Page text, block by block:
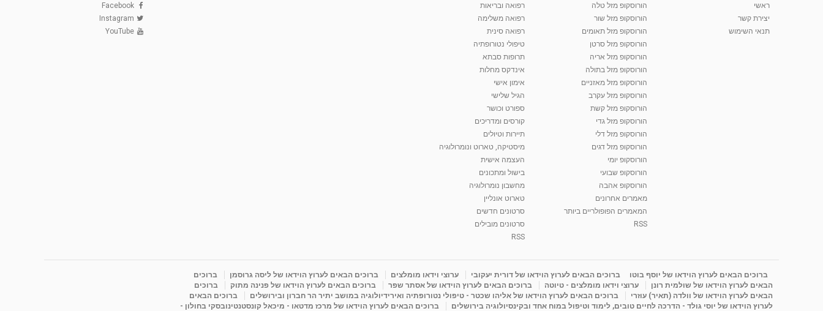
ראשי
יצירת קשר
תנאי השימוש
הורוסקופ מזל טלה
הורוסקופ מזל שור
הורוסקופ מזל תאומים
הורוסקופ מזל סרטן
הורוסקופ מזל אריה
הורוסקופ מזל בתולה
הורוסקופ מזל מאזניים
הורוסקופ מזל עקרב
הורוסקופ מזל קשת
הורוסקופ מזל גדי
הורוסקופ מזל דלי
הורוסקופ מזל דגים
הורוסקופ יומי
הורוסקופ שבועי
הורוסקופ אהבה
מאמרים אחרונים
המאמרים הפופולריים ביותר
RSS
רפואה ובריאות
רפואה משלימה
רפואה סינית
טיפולי נטורופתיה
תרופות סבתא
אינדקס מחלות
אימון אישי
הגיל שלישי
ספורט וכושר
קורסים ומדריכים
תיירות וטיולים
מיסטיקה, טארוט ונומרולוגיה
העצמה אישית
בישול ומתכונים
מחשבון נומרולוגיה
טארוט אונליין
סרטונים חדשים
סרטונים מובילים
RSS
Facebook
Instagram
YouTube
ברוכים הבאים לערוץ הוידאו של יוסף בוטו ברוכים הבאים לערוץ הוידאו של דורית יעקובי ערוצי וידאו מומלצים ברוכים הבאים לערוץ הוידאו של ליסה גרוסמן
ברוכים
הבאים לערוץ הוידאו של שולמית רונן
ערוצי וידאו מומלצים - טיוטה ברוכים הבאים לערוץ הוידאו של אסתר שפר ברוכים הבאים לערוץ הוידאו של פנינה מתוק
ברוכים
הבאים לערוץ הוידאו של וולדה (תאיר) עוזרי
ברוכים הבאים לערוץ הוידאו של אליהו שכטר - טיפולי נטורופתיה ואירידיולוגיה במושב יתיר הר חברון ובירושלים
ברוכים הבאים
לערוץ הוידאו של יוסי גולד - הדרכה לחיים טובים, לימוד וטיפול במוח אחד ובקינסיולוגיה בירושלים
ברוכים הבאים לערוץ הוידאו של מרכז מדטאו - מיכאל קונסטנטינובסקי בחולון -